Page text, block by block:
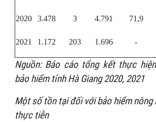
2020 3.478 3 4.791 71,9
2021 1.172 203 1.696 -
Nguồn: Báo cáo tổng kết thực
bảo hiểm tỉnh Hà Giang 2020, 2021
Một số tồn tại đối với bảo hiểm nông
thực tiễn